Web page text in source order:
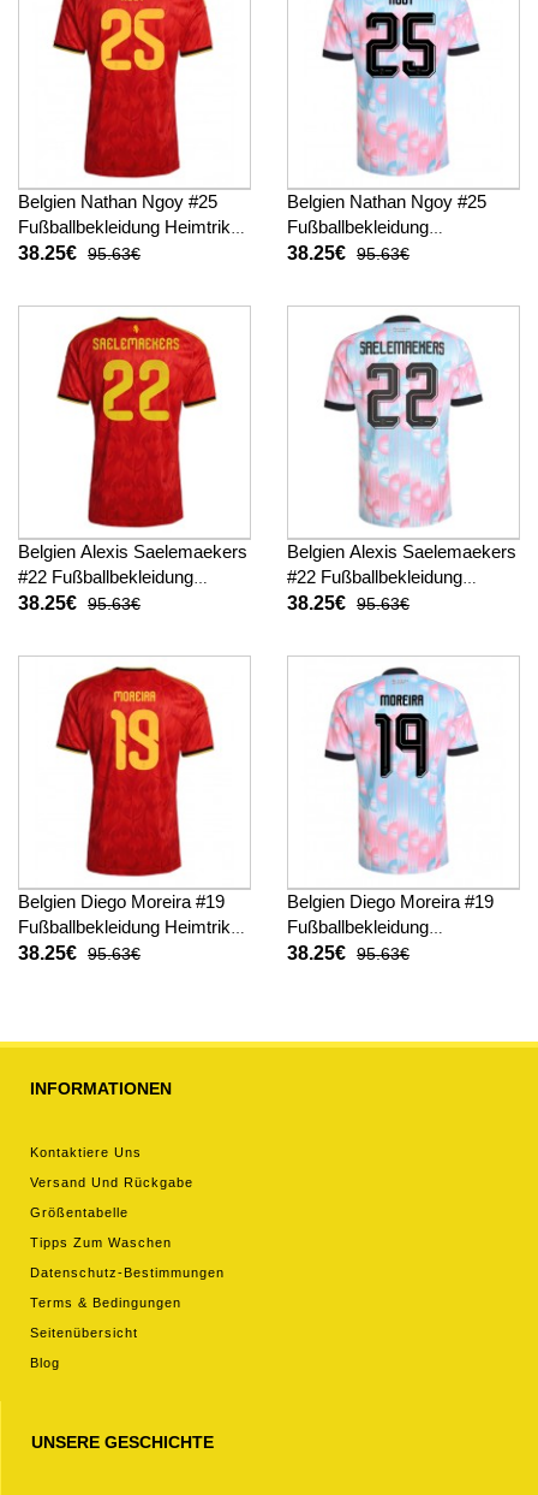
Belgien Nathan Ngoy #25
Fußballbekleidung Heimtrikot
WM 2026 Kurzarm
38.25€ 95.63€
Belgien Nathan Ngoy #25
Fußballbekleidung
Auswärtstrikot WM 2026
38.25€ 95.63€
Belgien Alexis Saelemaekers
#22 Fußballbekleidung
Heimtrikot WM 2026
38.25€ 95.63€
Belgien Alexis Saelemaekers
#22 Fußballbekleidung
Auswärtstrikot WM 2026
38.25€ 95.63€
Belgien Diego Moreira #19
Fußballbekleidung Heimtrikot
WM 2026 Kurzarm
38.25€ 95.63€
Belgien Diego Moreira #19
Fußballbekleidung
Auswärtstrikot WM 2026
38.25€ 95.63€
INFORMATIONEN
Kontaktiere Uns
Versand Und Rückgabe
Größentabelle
Tipps Zum Waschen
Datenschutz-Bestimmungen
Terms & Bedingungen
Seitenübersicht
Blog
UNSERE GESCHICHTE